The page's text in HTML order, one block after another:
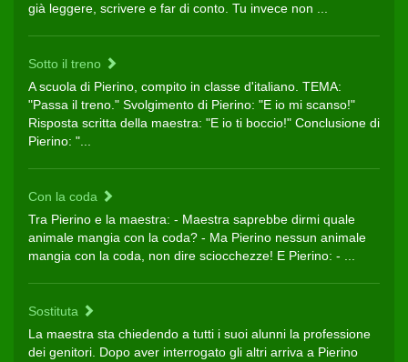
già leggere, scrivere e far di conto. Tu invece non ...
Sotto il treno
A scuola di Pierino, compito in classe d'italiano. TEMA:
"Passa il treno." Svolgimento di Pierino: "E io mi scanso!"
Risposta scritta della maestra: "E io ti boccio!" Conclusione di
Pierino: "...
Con la coda
Tra Pierino e la maestra: - Maestra saprebbe dirmi quale
animale mangia con la coda? - Ma Pierino nessun animale
mangia con la coda, non dire sciocchezze! E Pierino: - ...
Sostituta
La maestra sta chiedendo a tutti i suoi alunni la professione
dei genitori. Dopo aver interrogato gli altri arriva a Pierino